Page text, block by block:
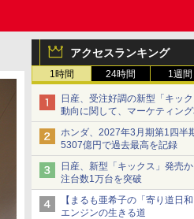
アクセスランキング
1時間 24時間 1週間
日産、受注好調の新型「キッ
動向に関して、マーケティン
が解説
ホンダ、2027年3月期第1四半
5307億円で過去最高を記録
日産、新型「キックス」発売
注台数1万台を突破
【まるも亜希子の「寄り道日
エンジンの生きる道